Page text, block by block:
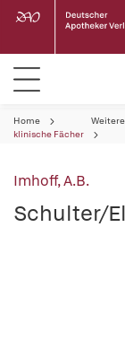
Home
klinische Fächer
Imhoff, A.B.
Schulter/